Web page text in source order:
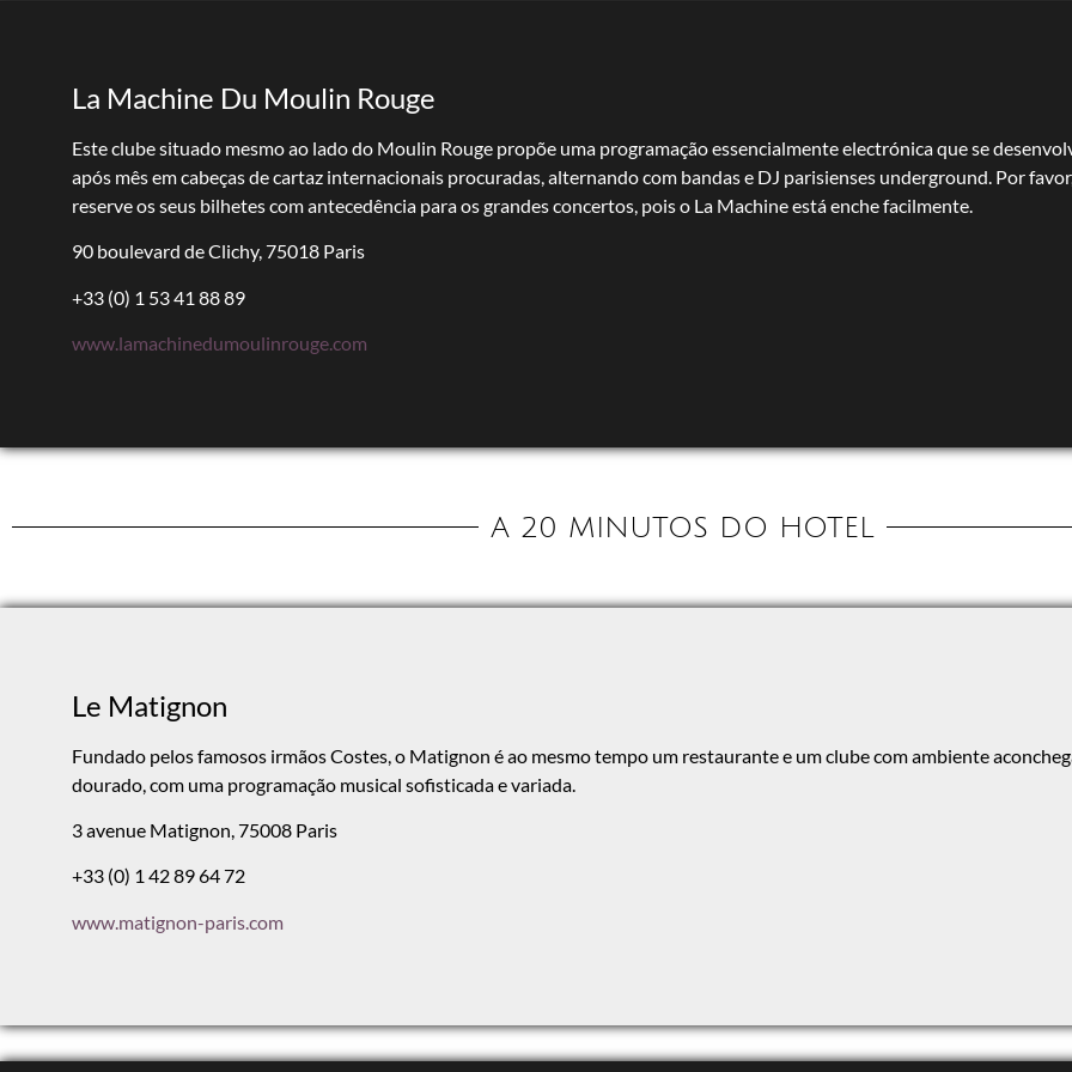
La Machine Du Moulin Rouge
Este clube situado mesmo ao lado do Moulin Rouge propõe uma programação essencialmente electrónica que se
após mês em cabeças de cartaz internacionais procuradas, alternando com bandas e DJ parisienses underground. Por
reserve os seus bilhetes com antecedência para os grandes concertos, pois o La Machine está enche facilmente.
90 boulevard de Clichy, 75018 Paris
+33 (0) 1 53 41 88 89
www.lamachinedumoulinrouge.com
A 20 MINUTOS DO HOTEL
Le Matignon
Fundado pelos famosos irmãos Costes, o Matignon é ao mesmo tempo um restaurante e um clube com ambiente
dourado, com uma programação musical sofisticada e variada.
3 avenue Matignon, 75008 Paris
+33 (0) 1 42 89 64 72
www.matignon-paris.com